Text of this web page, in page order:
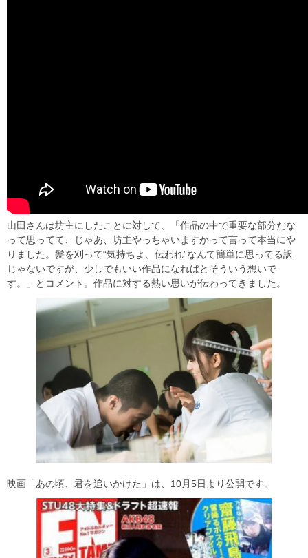
山田さんは坊主にしたことに対して、「作品の中で重要な部分だな
って思ってて、じゃあ、坊主やっちゃいますかって言って本当にや
りました。髪を刈って“気持ちよ、伝われ”なんて簡単に思ってる訳
じゃないですが、少しでもいい作品になればとそういう想いで
す。」とコメント。作品に対する熱い思いが伝わってきました。
映画「あの頃、君を追いかけた」は、10月5日より公開です。